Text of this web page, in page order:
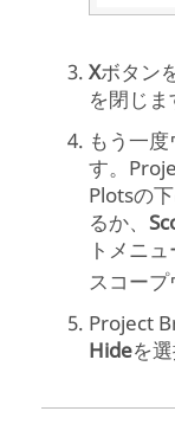
Xボタン
を閉じま
もう一
す。
Plotsの
るか、
トメニ
スコープ
Project
Hideを